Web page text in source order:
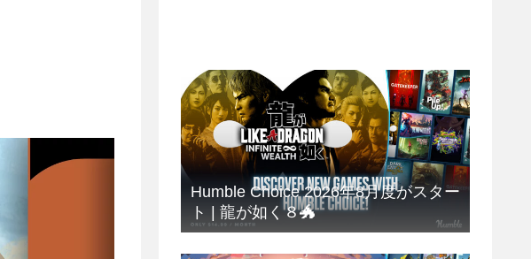
Humble Choice 2026年8月度がスター
ト | 龍が如く８🐲